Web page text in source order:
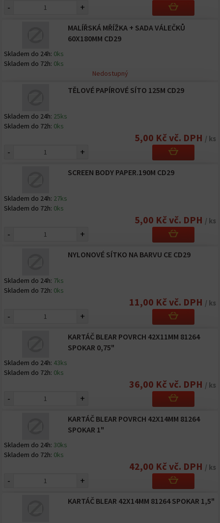
- +
MALÍŘSKÁ MŘÍŽKA + SADA VÁLEČKŮ
60X180MM CD29
Skladem do 24h: 0ks
Skladem do 72h: 0ks
Nedostupný
TĚLOVÉ PAPÍROVÉ SÍTO 125Μ CD29
Skladem do 24h: 25ks
Skladem do 72h: 0ks
5,00 Kč vč. DPH / ks
- +
SCREEN BODY PAPER.190Μ CD29
Skladem do 24h: 27ks
Skladem do 72h: 0ks
5,00 Kč vč. DPH / ks
- +
NYLONOVÉ SÍTKO NA BARVU CE CD29
Skladem do 24h: 7ks
Skladem do 72h: 0ks
11,00 Kč vč. DPH / ks
- +
KARTÁČ BLEAR POVRCH 42X11MM 81264
SPOKAR 0,75"
Skladem do 24h: 43ks
Skladem do 72h: 0ks
36,00 Kč vč. DPH / ks
- +
KARTÁČ BLEAR POVRCH 42X14MM 81264
SPOKAR 1"
Skladem do 24h: 30ks
Skladem do 72h: 0ks
42,00 Kč vč. DPH / ks
- +
KARTÁČ BLEAR 42X14MM 81264 SPOKAR 1,5"